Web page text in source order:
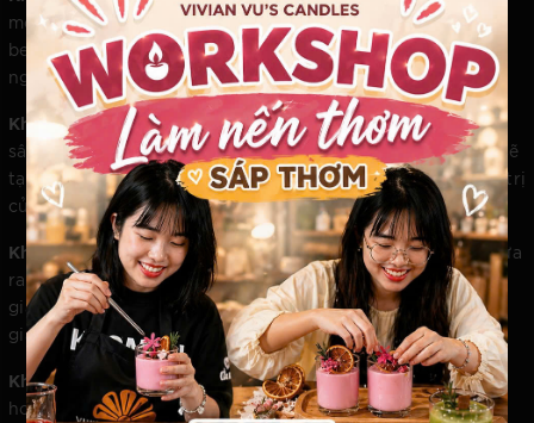
mở rộng, thanh tao như trà trắng, cỏ vetiver hoặc cam
bergamot để tạo ấn tượng ban đầu về sự sạch sẽ, chuyên
nghiệp và tươi mới.
Khu vực trải nghiệm sản phẩm cao cấp:Những nốt hương
sâu trầm từ gỗ tuyết tùng, hoắc hương hoặc trầm hương sẽ
tạo nên bầu không khí sang trọng, trầm mặc, tôn vinh giá trị
của những món đồ đắt giá.
Khu vực phòng chờ hoặc thử đồ:Đây là nơi khách hàng đưa
ra quyết định cuối cùng. Những mùi hương mang tính thư
giãn tuyệt đối như oải hương hoặc hoa hồng đá sẽ giúp
giảm bớt áp lực tâm lý, tạo cảm giác tự tin và thoải mái.
Khu vực quầy thanh toán:Một chút hương quế ấm nồng
hoặc gừng sả sẽ kích thích sự tỉnh táo và tạo cảm giác hài